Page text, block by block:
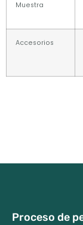
Muestra
Accesorios
Proceso de